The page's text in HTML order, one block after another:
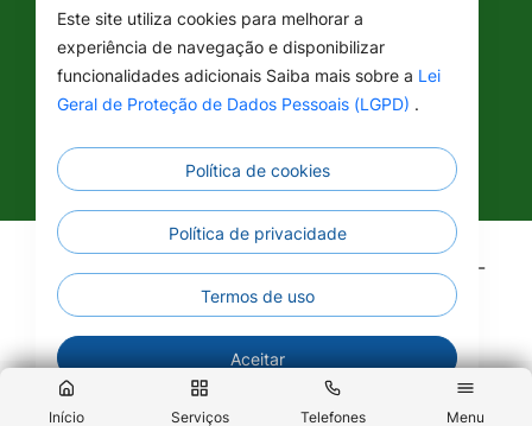
Início Serviços Telefones Menu
Tomada de Preço
SIC
Conselhos
©2026 - Prefeitura Municipal de Vila Rica - MT -
Todos os direitos reservados
Este site utiliza cookies para melhorar a
experiência de navegação e disponibilizar
funcionalidades adicionais Saiba mais sobre a Lei
Geral de Proteção de Dados Pessoais (LGPD) .
Política de cookies
Política de privacidade
Termos de uso
Aceitar